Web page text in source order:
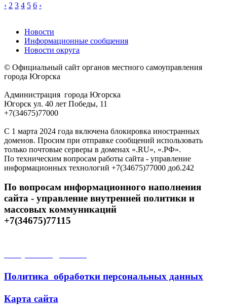
‹ 2 3 4 5 6 ›
Новости
Информационные сообщения
Новости округа
© Официальный сайт органов местного самоуправления
города Югорска
Администрация города Югорска
Югорск ул. 40 лет Победы, 11
+7(34675)77000
С 1 марта 2024 года включена блокировка иностранных
доменов. Просим при отправке сообщений использовать
только почтовые серверы в доменах «.RU», «.РФ».
По техническим вопросам работы сайта - управление
информационных технологий +7(34675)77000 доб.242
По вопросам информационного наполнения
сайта - управление внутренней политики и
массовых коммуникаций
+7(34675)77115
Политика обработки персональных данных
Карта сайта